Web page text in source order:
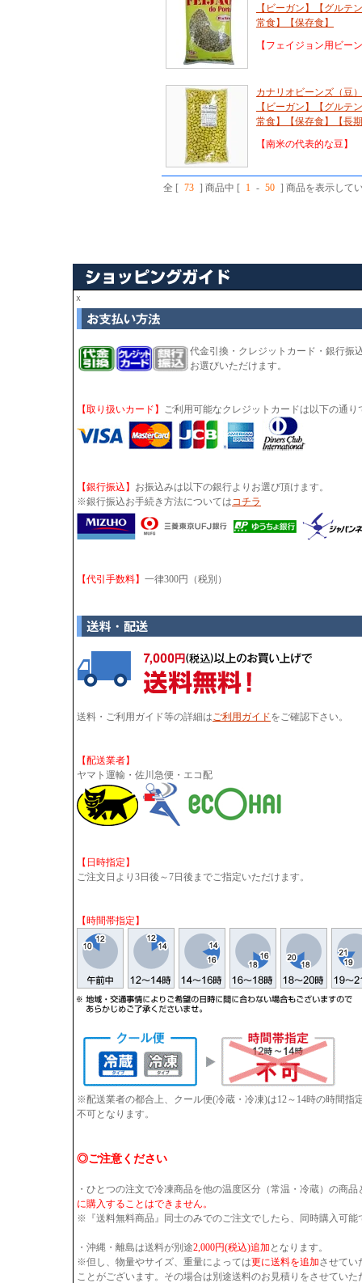
【ビーガン】【グルテ
常食】【保存食】
【フェイジョン用ビー
カナリオビーンズ（豆
【ビーガン】【グルテ
常食】【保存食】【長
【南米の代表的な豆】
全 [ 73 ] 商品中 [ 1 - 50 ] 商品を表示して
ｘ
代金引換・クレジットカード・銀行振
お選びいただけます。
【取り扱いカード】 ご利用可能なクレジットカードは以下の通り
【銀行振込】 お振込みは以下の銀行よりお選び頂けます。
※銀行振込お手続き方法についてはコチラ
【代引手数料】 一律300円（税別）
送料・ご利用ガイド等の詳細はご利用ガイドをご確認下さい。
【配送業者】
ヤマト運輸・佐川急便・エコ配
【日時指定】
ご注文日より3日後～7日後までご指定いただけます。
【時間帯指定】
※配送業者の都合上、クール便(冷蔵・冷凍)は12～14時の時間
不可となります。
◎ご注意ください
・ひとつの注文で冷凍商品を他の温度区分（常温・冷蔵）の商品
に購入することはできません。
※『送料無料商品』同士のみでのご注文でしたら、同時購入可能
・沖縄・離島は送料が別途2,000円(税込)追加 となります。
※但し、物量やサイズ、重量によっては更に送料を追加させてい
ことがございます。その場合は別途送料のお見積りをさせていた